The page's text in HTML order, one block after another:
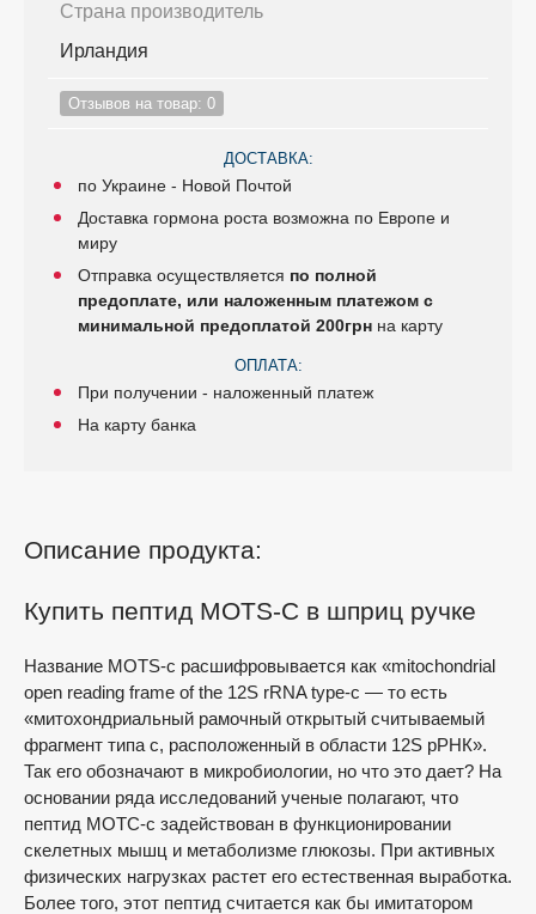
Страна производитель
Ирландия
Отзывов на товар: 0
ДОСТАВКА:
по Украине - Новой Почтой
Доставка гормона роста возможна по Европе и
миру
Отправка осуществляется по полной
предоплате, или наложенным платежом с
минимальной предоплатой 200грн на карту
ОПЛАТА:
При получении - наложенный платеж
На карту банка
Описание продукта:
Купить пептид MOTS-C в шприц ручке
Название MOTS-c расшифровывается как «mitochondrial
open reading frame of the 12S rRNA type-c — то есть
«митохондриальный рамочный открытый считываемый
фрагмент типа c, расположенный в области 12S рРНК».
Так его обозначают в микробиологии, но что это дает? На
основании ряда исследований ученые полагают, что
пептид МОТС-с задействован в функционировании
скелетных мышц и метаболизме глюкозы. При активных
физических нагрузках растет его естественная выработка.
Более того, этот пептид считается как бы имитатором